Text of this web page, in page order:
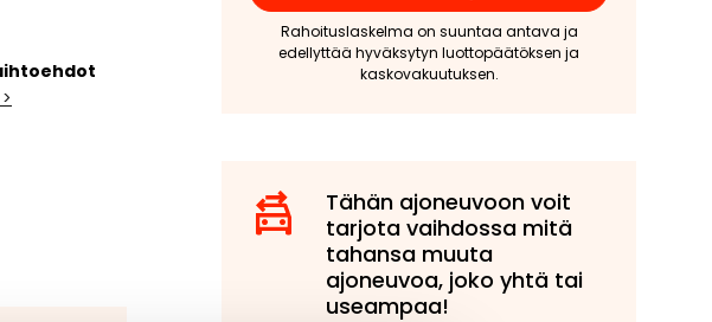
Rahoituslaskelma on suuntaa antava ja
edellyttää hyväksytyn luottopäätöksen ja
kaskovakuutuksen.
Tähän ajoneuvoon voit
tarjota vaihdossa mitä
tahansa muuta
ajoneuvoa, joko yhtä tai
useampaa!